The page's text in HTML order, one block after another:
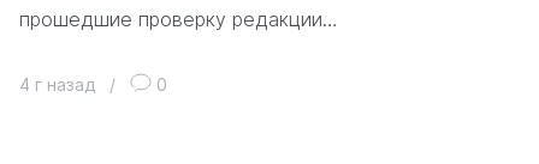
прошедшие проверку редакции…
4 г назад / 0